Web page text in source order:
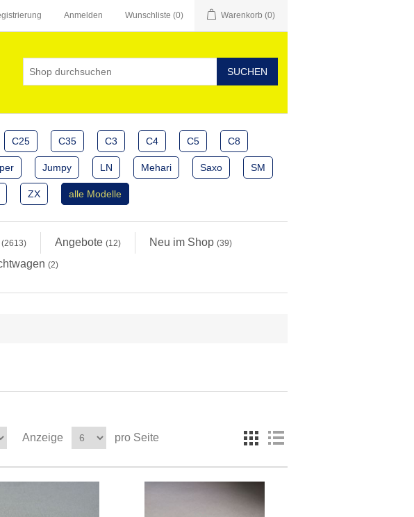
Anmelden Wunschliste (0) Warenkorb (0)
C25 C35 C3 C4 C5 C8
Jumpy LN Mehari Saxo SM
ZX alle Modelle
(2613) Angebote (12) Neu im Shop (39)
(2)
Anzeige pro Seite